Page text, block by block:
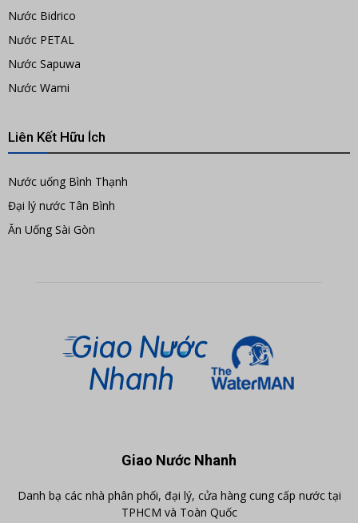
Nước Bidrico
Nước PETAL
Nước Sapuwa
Nước Wami
Liên Kết Hữu Ích
Nước uống Bình Thạnh
Đại lý nước Tân Bình
Ăn Uống Sài Gòn
Giao Nước Nhanh
Danh bạ các nhà phân phối, đại lý, cửa hàng cung cấp nước tại
TPHCM và Toàn Quốc